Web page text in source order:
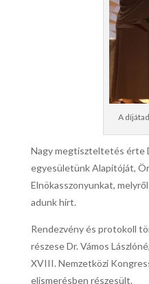
A
Nagy megtiszteltetés érte
egyesületünk Alapítóját,
Elnökasszonyunkat,
adunk hírt.
Rendezvény és protokoll
részese Dr. Vámos
XVIII. Nemzetközi
elismerésben részesült.